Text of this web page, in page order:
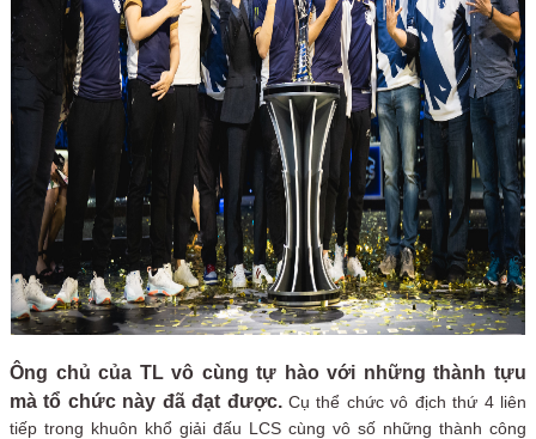
Ông chủ của TL vô cùng tự hào với những thành tựu
mà tổ chức này đã đạt được. Cụ thể chức vô địch thứ 4 liên
tiếp trong khuôn khổ giải đấu LCS cùng vô số những thành công